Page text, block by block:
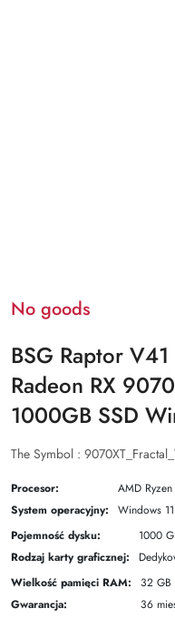
No goods
BSG Raptor
Radeon RX
1000GB SSD
The Symbol :
Procesor:
AMD
System operacyjny:
Windows
Pojemność dysku:
1000
Rodzaj karty graficznej:
Wielkość pamięci RAM:
32 GB
Gwarancja:
36